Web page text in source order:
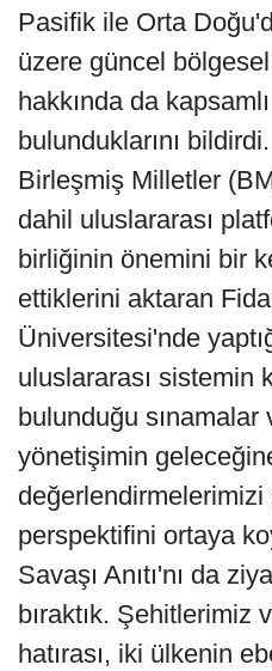
Pasifik ile Orta
üzere güncel
hakkında da
bulunduklarını
Birleşmiş Milletler
dahil uluslararası
birliğinin önemini bir
ettiklerini aktaran
Üniversitesi'nde
uluslararası sistemin
bulunduğu sınamalar
yönetişimin
perspektifini ortaya
Savaşı Anıtı'nı da
bıraktık. Şehitlerimiz
hatırası, iki ülkenin